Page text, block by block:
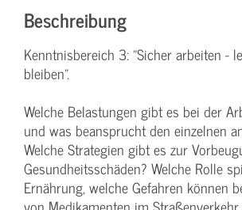
Beschreibung
Kenntnisbereich 3: "Sicher arbeiten -
bleiben".
Welche Belastungen gibt es bei der
und was beansprucht den einzelnen
Welche Strategien gibt es zur
Gesundheitsschäden? Welche Rolle
Ernährung, welche Gefahren können